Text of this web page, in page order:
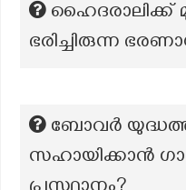
ഹൈദരാലിക്ക്
ഭരിച്ചിരുന്ന
ബോവർ
സഹായിക്കാൻ